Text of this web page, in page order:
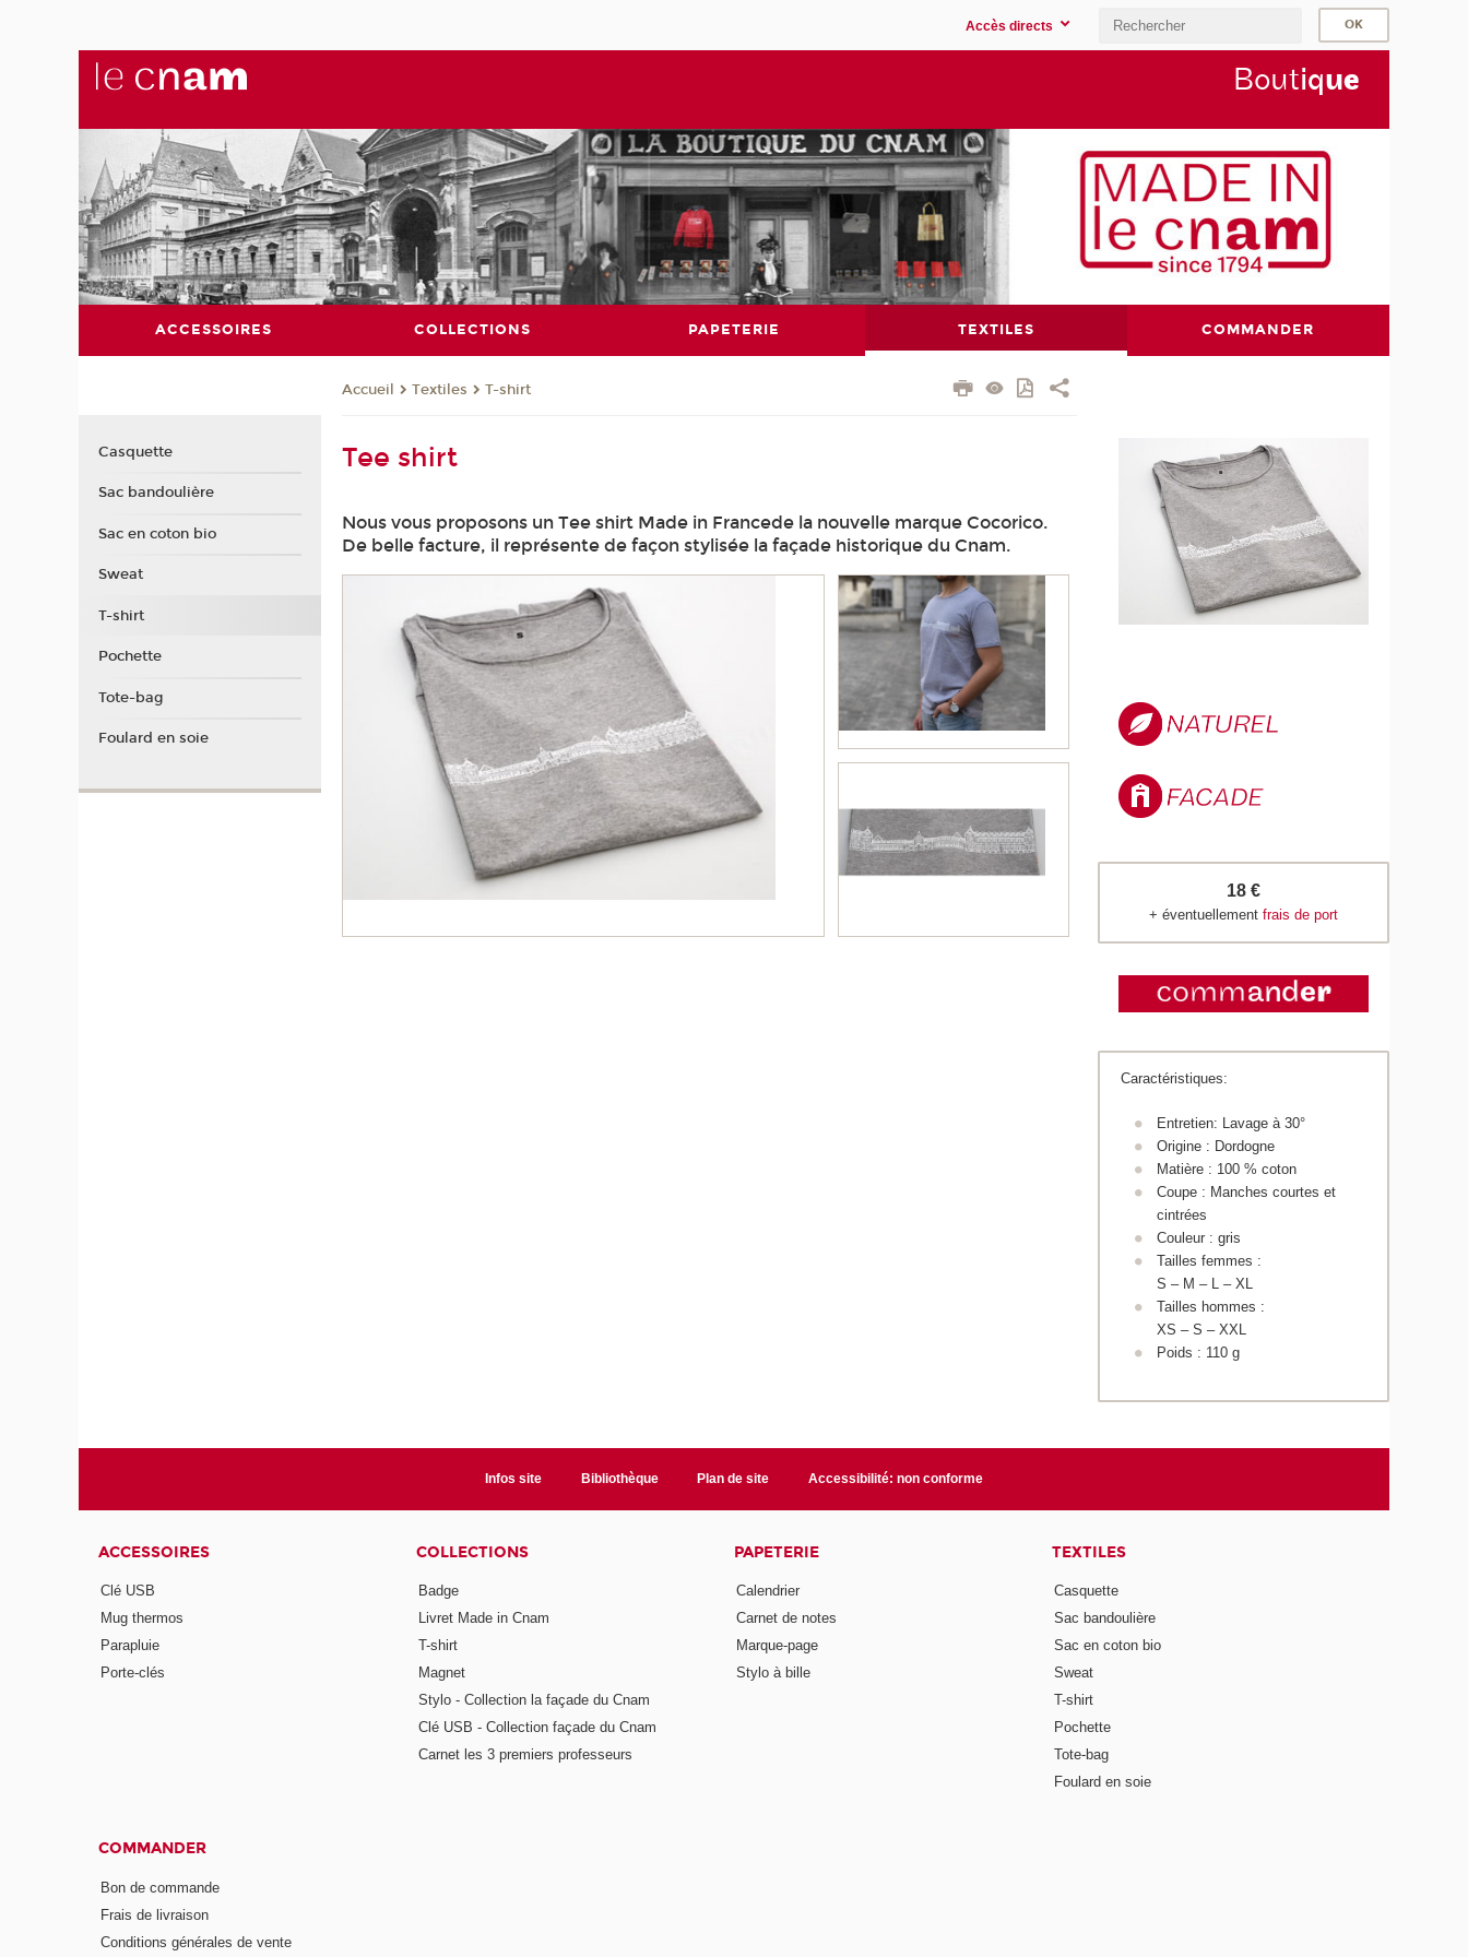
Accès directs
Boutique
ACCESSOIRES COLLECTIONS PAPETERIE TEXTILES COMMANDER
Accueil Textiles T-shirt
Tee shirt
Nous vous proposons un Tee shirt Made in Francede la nouvelle marque Cocorico.
De belle facture, il représente de façon stylisée la façade historique du Cnam.
18 €
+ éventuellementfrais de port
Caractéristiques:
Entretien: Lavage à 30°
Origine : Dordogne
Matière : 100 % coton
Coupe : Manches courtes et
cintrées
Couleur : gris
Tailles femmes :
S – M – L – XL
Tailles hommes :
XS – S – XXL
Poids : 110 g
Casquette
Sac bandoulière
Sac en coton bio
Sweat
T-shirt
Pochette
Tote-bag
Foulard en soie
Infos site Bibliothèque Plan de site Accessibilité: non conforme
ACCESSOIRES
Clé USB
Mug thermos
Parapluie
Porte-clés
COLLECTIONS
Badge
Livret Made in Cnam
T-shirt
Magnet
Stylo - Collection la façade du Cnam
Clé USB - Collection façade du Cnam
Carnet les 3 premiers professeurs
PAPETERIE
Calendrier
Carnet de notes
Marque-page
Stylo à bille
TEXTILES
Casquette
Sac bandoulière
Sac en coton bio
Sweat
T-shirt
Pochette
Tote-bag
Foulard en soie
COMMANDER
Bon de commande
Frais de livraison
Conditions générales de vente